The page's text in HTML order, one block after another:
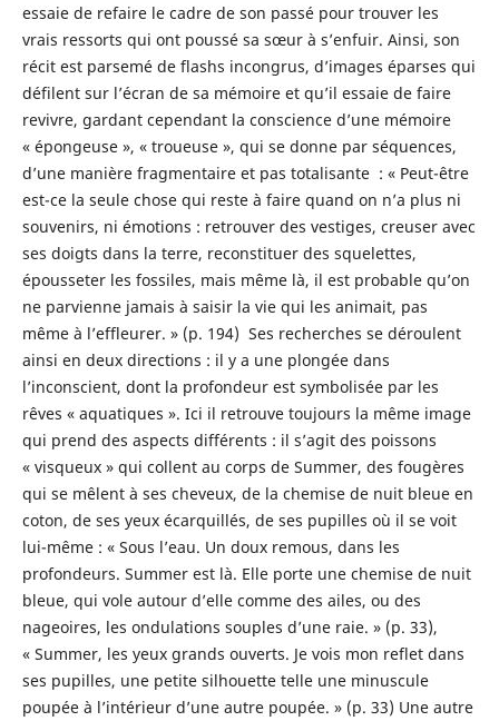
essaie de refaire le cadre de son passé pour trouver les
vrais ressorts qui ont poussé sa sœur à s’enfuir. Ainsi, son
récit est parsemé de flashs incongrus, d’images éparses qui
défilent sur l’écran de sa mémoire et qu’il essaie de faire
revivre, gardant cependant la conscience d’une mémoire
« épongeuse », « troueuse », qui se donne par séquences,
d’une manière fragmentaire et pas totalisante : « Peut-être
est-ce la seule chose qui reste à faire quand on n’a plus ni
souvenirs, ni émotions : retrouver des vestiges, creuser avec
ses doigts dans la terre, reconstituer des squelettes,
épousseter les fossiles, mais même là, il est probable qu’on
ne parvienne jamais à saisir la vie qui les animait, pas
même à l’effleurer. » (p. 194) Ses recherches se déroulent
ainsi en deux directions : il y a une plongée dans
l’inconscient, dont la profondeur est symbolisée par les
rêves « aquatiques ». Ici il retrouve toujours la même image
qui prend des aspects différents : il s’agit des poissons
« visqueux » qui collent au corps de Summer, des fougères
qui se mêlent à ses cheveux, de la chemise de nuit bleue en
coton, de ses yeux écarquillés, de ses pupilles où il se voit
lui-même : « Sous l’eau. Un doux remous, dans les
profondeurs. Summer est là. Elle porte une chemise de nuit
bleue, qui vole autour d’elle comme des ailes, ou des
nageoires, les ondulations souples d’une raie. » (p. 33),
« Summer, les yeux grands ouverts. Je vois mon reflet dans
ses pupilles, une petite silhouette telle une minuscule
poupée à l’intérieur d’une autre poupée. » (p. 33) Une autre